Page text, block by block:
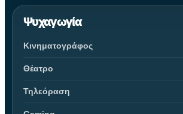
Ψυχαγωγία
Κινηματογράφος
Θέατρο
Τηλεόραση